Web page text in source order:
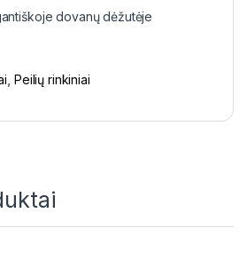
dovanų dėžutėje
Peilių rinkiniai